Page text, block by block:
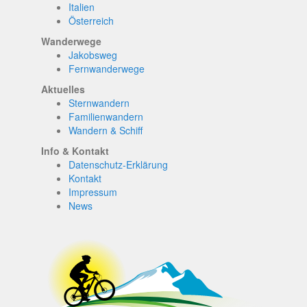
Italien
Österreich
Wanderwege
Jakobsweg
Fernwanderwege
Aktuelles
Sternwandern
Familienwandern
Wandern & Schiff
Info & Kontakt
Datenschutz-Erklärung
Kontakt
Impressum
News